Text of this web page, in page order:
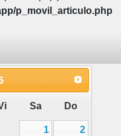
p_movil_articulo.php
Sa Do
1
2